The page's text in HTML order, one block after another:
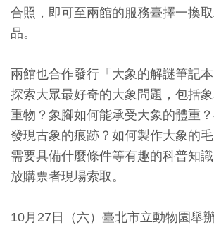
便
民
務
府
公
開
合照，即可至兩館的服務臺擇一換
品。
兩館也合作發行「大象的解謎筆記本
探索大眾最好奇的大象問題，包括
重物？象腳如何能承受大象的體重
發現古象的痕跡？如何製作大象的
需要具備什麼條件等有趣的科普知
放購票者現場索取。
10月27日（六）臺北市立動物園舉